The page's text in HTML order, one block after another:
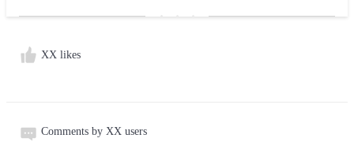
XX likes
Comments by XX users